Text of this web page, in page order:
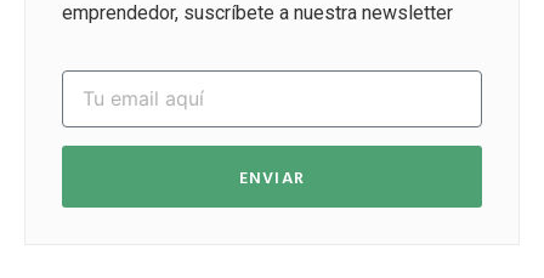
emprendedor, suscríbete a nuestra newsletter
ENVIAR